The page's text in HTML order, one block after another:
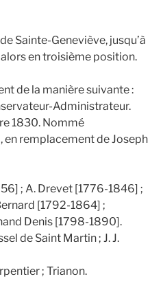
Sainte-Geneviève, jusqu’à
en troisième position.
de la manière suivante :
Administrateur.
1830. Nommé
remplacement de Joseph
; A. Drevet [1776-1846] ;
[1792-1864] ;
Denis [1798-1890].
de Saint Martin ; J. J.
; Trianon.